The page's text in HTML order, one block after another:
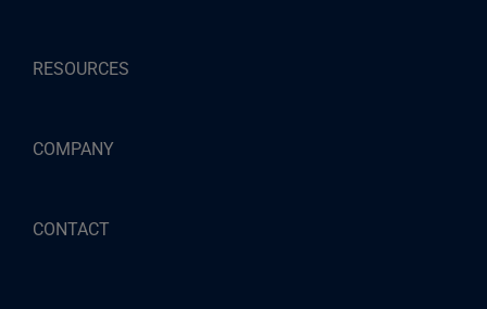
RESOURCES
COMPANY
CONTACT